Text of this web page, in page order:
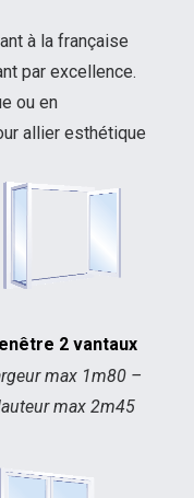
à la française
par excellence.
ou en
allier esthétique
2 vantaux
max 1m80 –
max 2m45